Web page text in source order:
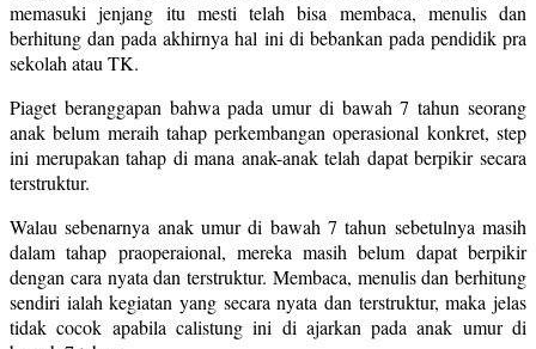
memasuki jenjang itu mesti telah bisa membaca, menulis dan
berhitung dan pada akhirnya hal ini di bebankan pada pendidik pra
sekolah atau TK.
Piaget beranggapan bahwa pada umur di bawah 7 tahun seorang
anak belum meraih tahap perkembangan operasional konkret, step
ini merupakan tahap di mana anak-anak telah dapat berpikir secara
terstruktur.
Walau sebenarnya anak umur di bawah 7 tahun sebetulnya masih
dalam tahap praoperaional, mereka masih belum dapat berpikir
dengan cara nyata dan terstruktur. Membaca, menulis dan berhitung
sendiri ialah kegiatan yang secara nyata dan terstruktur, maka jelas
tidak cocok apabila calistung ini di ajarkan pada anak umur di